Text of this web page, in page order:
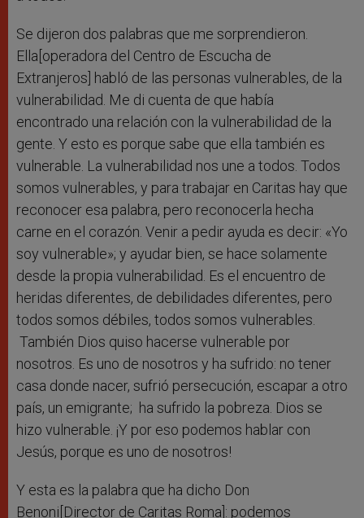
Se dijeron dos palabras que me sorprendieron.
Ella[operadora del Centro de Escucha de
Extranjeros] habló de las personas vulnerables, de la
vulnerabilidad. Me di cuenta de que había
encontrado una relación con la vulnerabilidad de la
gente. Y esto es porque sabe que ella también es
vulnerable. La vulnerabilidad nos une a todos. Todos
somos vulnerables, y para trabajar en Caritas hay que
reconocer esa palabra, pero reconocerla hecha
carne en el corazón. Venir a pedir ayuda es decir: «Yo
soy vulnerable»; y ayudar bien, se hace solamente
desde la propia vulnerabilidad. Es el encuentro de
heridas diferentes, de debilidades diferentes, pero
todos somos débiles, todos somos vulnerables.
También Dios quiso hacerse vulnerable por
nosotros. Es uno de nosotros y ha sufrido: no tener
casa donde nacer, sufrió persecución, escapar a otro
país, un emigrante; ha sufrido la pobreza. Dios se
hizo vulnerable. ¡Y por eso podemos hablar con
Jesús, porque es uno de nosotros!
Y esta es la palabra que ha dicho Don
Benoni[Director de Caritas Roma]: podemos